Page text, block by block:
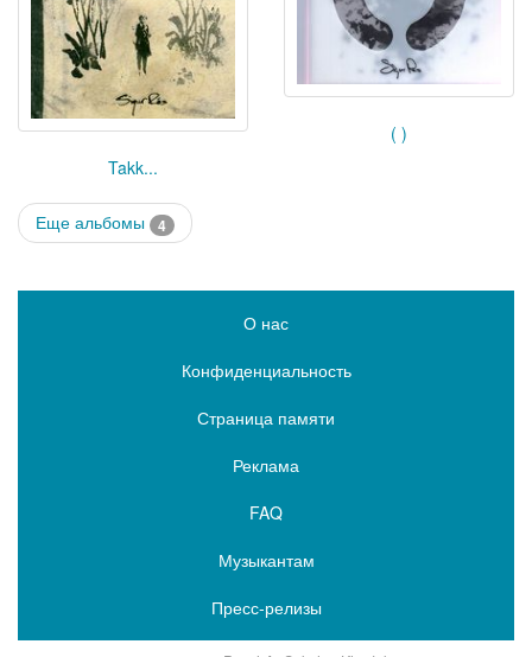
Takk...
( )
Еще альбомы 4
О нас
Конфиденциальность
Страница памяти
Реклама
FAQ
Музыкантам
Пресс-релизы